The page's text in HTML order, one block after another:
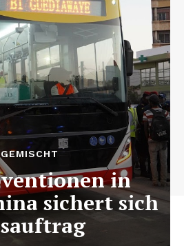
GEMISCHT
in
sichert sich